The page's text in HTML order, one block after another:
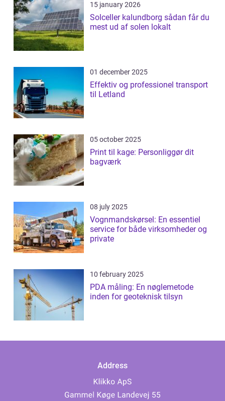
15 january 2026
Solceller kalundborg sådan får du
mest ud af solen lokalt
01 december 2025
Effektiv og professionel transport
til Letland
05 october 2025
Print til kage: Personliggør dit
bagværk
08 july 2025
Vognmandskørsel: En essentiel
service for både virksomheder og
private
10 february 2025
PDA måling: En nøglemetode
inden for geoteknisk tilsyn
Address